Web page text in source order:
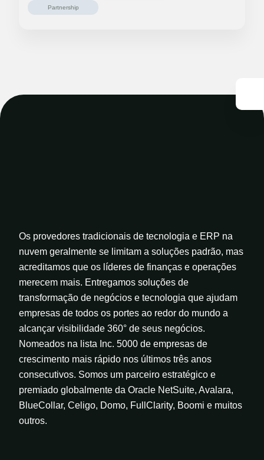
Partnership
Os provedores tradicionais de tecnologia e ERP na
nuvem geralmente se limitam a soluções padrão, mas
acreditamos que os líderes de finanças e operações
merecem mais. Entregamos soluções de
transformação de negócios e tecnologia que ajudam
empresas de todos os portes ao redor do mundo a
alcançar visibilidade 360° de seus negócios.
Nomeados na lista Inc. 5000 de empresas de
crescimento mais rápido nos últimos três anos
consecutivos. Somos um parceiro estratégico e
premiado globalmente da Oracle NetSuite, Avalara,
BlueCollar, Celigo, Domo, FullClarity, Boomi e muitos
outros.